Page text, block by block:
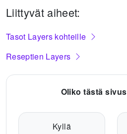
Liittyvät aiheet:
Tasot Layers kohteille
Reseptien Layers
Oliko tästä
Kyllä